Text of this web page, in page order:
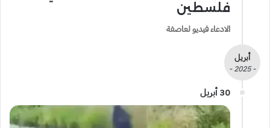
فلسطين
الادعاء فيديو لعاصفة
أبريل
- 2025 -
30 أبريل